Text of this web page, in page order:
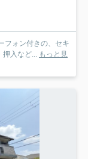
フォン付きの、セキ
押入など... もっと見